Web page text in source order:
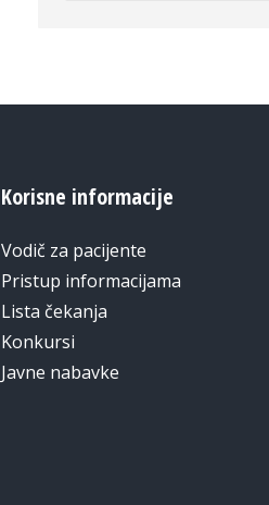
Korisne informacije
Vodič za pacijente
Pristup informacijama
Lista čekanja
Konkursi
Javne nabavke